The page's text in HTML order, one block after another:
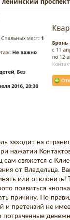
заходит на
нажатии
сам свяжется с
от Владельца.
или отклонить!
появиться
причину. По
и претензий не
потраченные